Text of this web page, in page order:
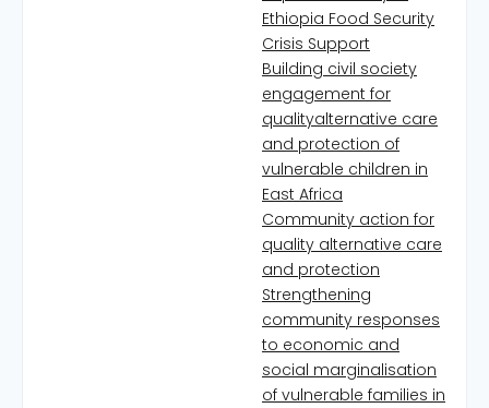
Ethiopia Food Security
Crisis Support
Building civil society
engagement for
qualityalternative care
and protection of
vulnerable children in
East Africa
Community action for
quality alternative care
and protection
Strengthening
community responses
to economic and
social marginalisation
of vulnerable families in